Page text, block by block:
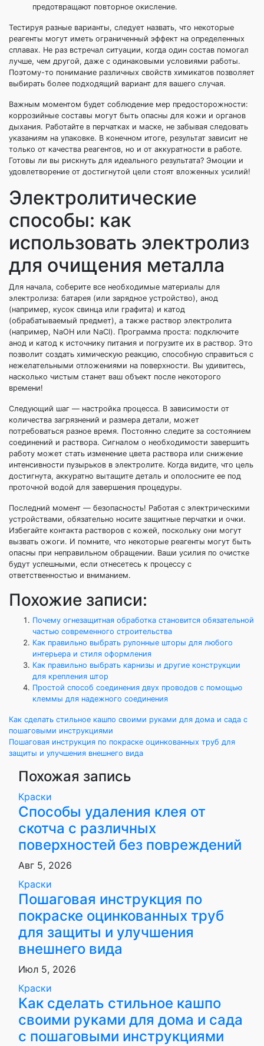
предотвращают повторное окисление.
Тестируя разные варианты, следует назвать, что некоторые
реагенты могут иметь ограниченный эффект на определенных
сплавах. Не раз встречал ситуации, когда один состав помогал
лучше, чем другой, даже с одинаковыми условиями работы.
Поэтому-то понимание различных свойств химикатов позволяет
выбирать более подходящий вариант для вашего случая.
Важным моментом будет соблюдение мер предосторожности:
коррозийные составы могут быть опасны для кожи и органов
дыхания. Работайте в перчатках и маске, не забывая следовать
указаниям на упаковке. В конечном итоге, результат зависит не
только от качества реагентов, но и от аккуратности в работе.
Готовы ли вы рискнуть для идеального результата? Эмоции и
удовлетворение от достигнутой цели стоят вложенных усилий!
Электролитические
способы: как
использовать электролиз
для очищения металла
Для начала, соберите все необходимые материалы для
электролиза: батарея (или зарядное устройство), анод
(например, кусок свинца или графита) и катод
(обрабатываемый предмет), а также раствор электролита
(например, NaOH или NaCl). Программа проста: подключите
анод и катод к источнику питания и погрузите их в раствор. Это
позволит создать химическую реакцию, способную справиться с
нежелательными отложениями на поверхности. Вы удивитесь,
насколько чистым станет ваш объект после некоторого
времени!
Следующий шаг — настройка процесса. В зависимости от
количества загрязнений и размера детали, может
потребоваться разное время. Постоянно следите за состоянием
соединений и раствора. Сигналом о необходимости завершить
работу может стать изменение цвета раствора или снижение
интенсивности пузырьков в электролите. Когда видите, что цель
достигнута, аккуратно вытащите деталь и ополосните ее под
проточной водой для завершения процедуры.
Последний момент — безопасность! Работая с электрическими
устройствами, обязательно носите защитные перчатки и очки.
Избегайте контакта растворов с кожей, поскольку они могут
вызвать ожоги. И помните, что некоторые реагенты могут быть
опасны при неправильном обращении. Ваши усилия по очистке
будут успешными, если отнесетесь к процессу с
ответственностью и вниманием.
Похожие записи:
Почему огнезащитная обработка становится обязательной
частью современного строительства
Как правильно выбрать рулонные шторы для любого
интерьера и стиля оформления
Как правильно выбрать карнизы и другие конструкции
для крепления штор
Простой способ соединения двух проводов с помощью
клеммы для надежного соединения
Навигация
по
записям
Как сделать стильное кашпо своими руками для дома и сада с
пошаговыми инструкциями
Пошаговая инструкция по покраске оцинкованных труб для
защиты и улучшения внешнего вида
Похожая запись
Краски
Способы удаления клея от
скотча с различных
поверхностей без повреждений
Авг 5, 2026
Краски
Пошаговая инструкция по
покраске оцинкованных труб
для защиты и улучшения
внешнего вида
Июл 5, 2026
Краски
Как сделать стильное кашпо
своими руками для дома и сада
с пошаговыми инструкциями